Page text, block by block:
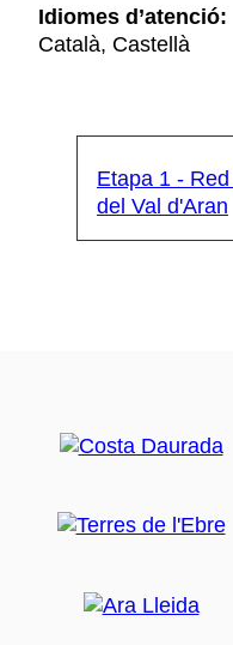
Idiomes d’atenció:
Català, Castellà
Etapa 1 -
del Val d'Aran